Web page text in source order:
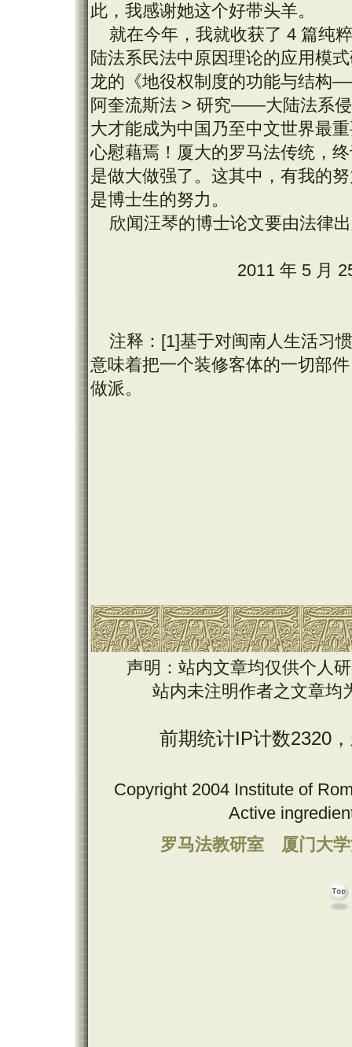
此，我感谢她这个好带头羊。
就在今年，我就收获了 4 篇纯
陆法系民法中原因理论的应用模
龙的《地役权制度的功能与结构
阿奎流斯法 > 研究——大陆法系
大才能成为中国乃至中文世界最
心慰藉焉！厦大的罗马法传统，
是做大做强了。这其中，有我的
是博士生的努力。
欣闻汪琴的博士论文要由法律
2011 年 5 月
注释：[1]基于对闽南人生活习
意味着把一个装修客体的一切部
做派。
声明：站内文章均仅供个人
站内未注明作者之文章均
前期统计IP计数2320
Copyright 2004 Institute of
Active
罗马法教研室
厦门大